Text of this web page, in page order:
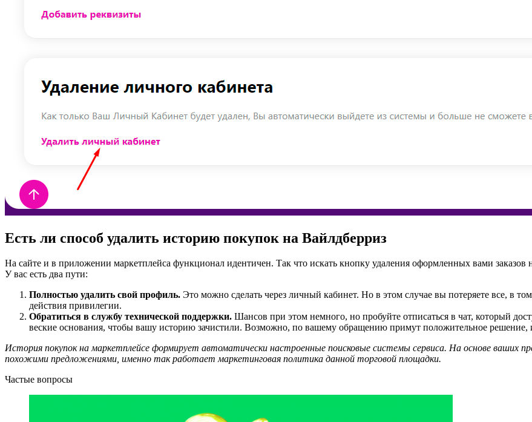
Есть ли способ удалить историю покупок на Вайлдберриз
На сайте и в приложении маркетплейса функционал идентичен. Так что искать кнопку удаления оформленных вами заказов
У вас есть два пути:
Полностью удалить свой профиль. Это можно сделать через личный кабинет. Но в этом случае вы потеряете все, в
действия привилегии.
Обратиться в службу технической поддержки. Шансов при этом немного, но пробуйте отписаться в чат, который
веские основания, чтобы вашу историю зачистили. Возможно, по вашему обращению примут положительное решение, и
История покупок на маркетплейсе формирует автоматически настроенные поисковые системы сервиса. На основе ваших
похожими предложениями, именно так работает маркетинговая политика данной торговой площадки.
Частые вопросы